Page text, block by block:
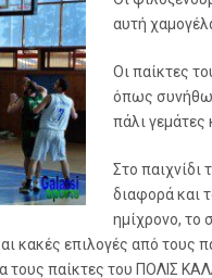
αυτή
Οι παίκτες
όπως συνήθως
πάλι
Στο
διαφορά και
ημίχρονο, το
κακές επιλογές από τους
τους παίκτες του ΠΟΛΙΣ